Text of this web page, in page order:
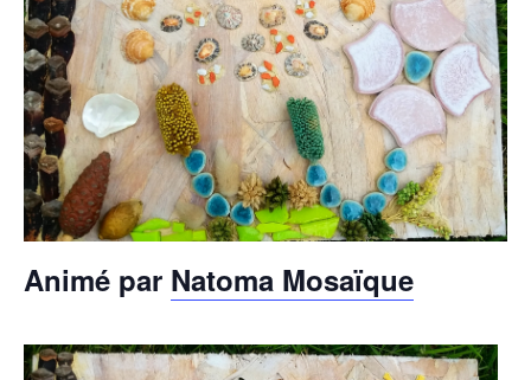
Animé par Natoma Mosaïque